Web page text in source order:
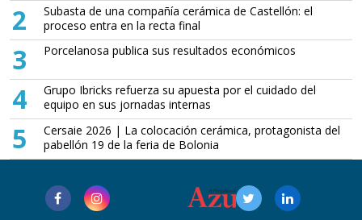
2
Subasta de una compañía cerámica de Castellón: el
proceso entra en la recta final
3 Porcelanosa publica sus resultados económicos
4
Grupo Ibricks refuerza su apuesta por el cuidado del
equipo en sus jornadas internas
5
Cersaie 2026 | La colocación cerámica, protagonista del
pabellón 19 de la feria de Bolonia